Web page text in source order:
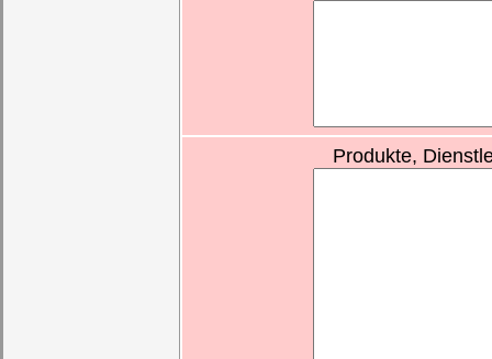
Produkte,